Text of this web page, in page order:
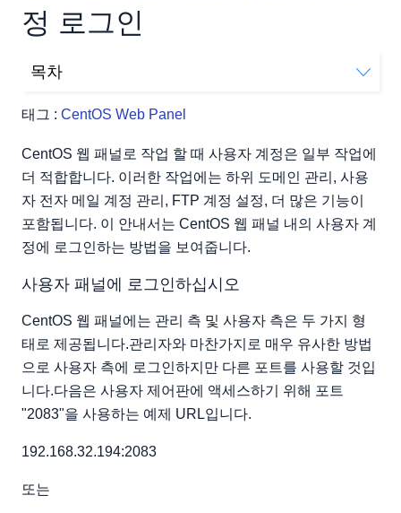
정 로그인
태그 : CentOS Web Panel
목차
CentOS 웹 패널로 작업 할 때 사용자 계정은 일부 작업에
더 적합합니다. 이러한 작업에는 하위 도메인 관리, 사용
자 전자 메일 계정 관리, FTP 계정 설정, 더 많은 기능이
포함됩니다. 이 안내서는 CentOS 웹 패널 내의 사용자 계
정에 로그인하는 방법을 보여줍니다.
사용자 패널에 로그인하십시오
CentOS 웹 패널에는 관리 측 및 사용자 측은 두 가지 형
태로 제공됩니다.관리자와 마찬가지로 매우 유사한 방법
으로 사용자 측에 로그인하지만 다른 포트를 사용할 것입
니다.다음은 사용자 제어판에 액세스하기 위해 포트
"2083"을 사용하는 예제 URL입니다.
192.168.32.194:2083
또는